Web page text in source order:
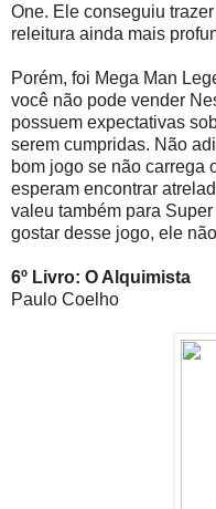
One. Ele conseguiu
releitura ainda mais
Porém, foi Mega Man
você não pode vender
possuem expectativas
serem cumpridas. Não
bom jogo se não carrega
esperam encontrar
valeu também para
gostar desse jogo, ele
6º Livro: O Alquimista
Paulo Coelho